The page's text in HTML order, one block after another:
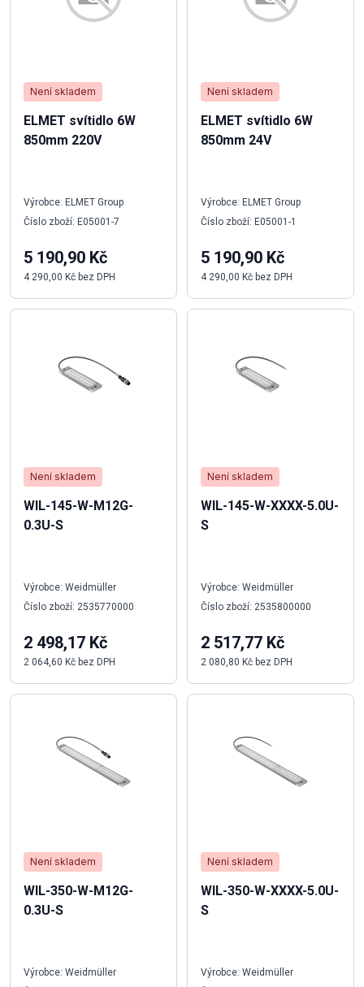
Není skladem
ELMET svítidlo 6W
850mm 220V
Výrobce: ELMET Group
Číslo zboží: E05001-7
5 190,90 Kč
4 290,00 Kč bez DPH
Není skladem
ELMET svítidlo 6W
850mm 24V
Výrobce: ELMET Group
Číslo zboží: E05001-1
5 190,90 Kč
4 290,00 Kč bez DPH
Není skladem
WIL-145-W-M12G-
0.3U-S
Výrobce: Weidmüller
Číslo zboží: 2535770000
2 498,17 Kč
2 064,60 Kč bez DPH
Není skladem
WIL-145-W-XXXX-5.0U-
S
Výrobce: Weidmüller
Číslo zboží: 2535800000
2 517,77 Kč
2 080,80 Kč bez DPH
Není skladem
WIL-350-W-M12G-
0.3U-S
Výrobce: Weidmüller
Není skladem
WIL-350-W-XXXX-5.0U-
S
Výrobce: Weidmüller